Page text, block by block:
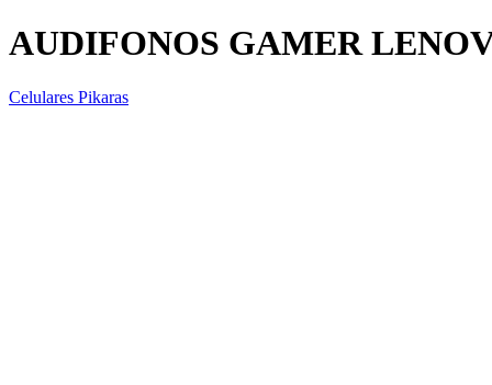
AUDIFONOS GAMER
Celulares Pikaras